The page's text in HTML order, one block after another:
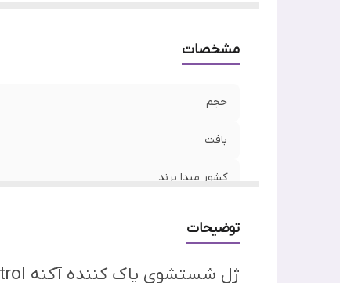
مشخصات
حجم
بافت
کشور مبدا برند
توضیحات
ژل شستشوی پاک کننده آکنه Acne Control سراوی